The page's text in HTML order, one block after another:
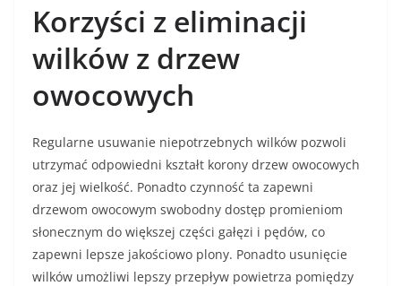
Korzyści z eliminacji
wilków z drzew
owocowych
Regularne usuwanie niepotrzebnych wilków pozwoli
utrzymać odpowiedni kształt korony drzew owocowych
oraz jej wielkość. Ponadto czynność ta zapewni
drzewom owocowym swobodny dostęp promieniom
słonecznym do większej części gałęzi i pędów, co
zapewni lepsze jakościowo plony. Ponadto usunięcie
wilków umożliwi lepszy przepływ powietrza pomiędzy